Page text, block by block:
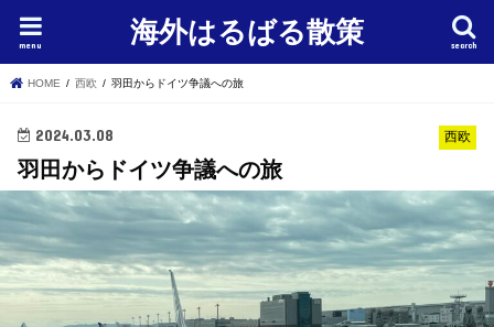
海外はるばる散策 search
menu
HOME 西欧 羽田からドイツ争議への旅
西欧
2024.03.08
羽田からドイツ争議への旅